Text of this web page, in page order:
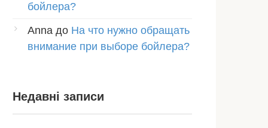
бойлера?
Anna до На что нужно обращать
внимание при выборе бойлера?
Недавні записи